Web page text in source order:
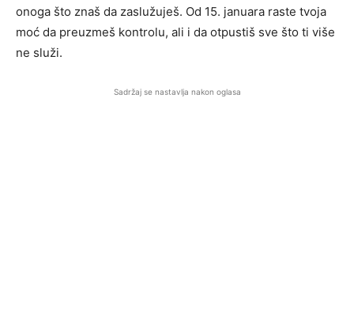
onoga što znaš da zaslužuješ. Od 15. januara raste tvoja
moć da preuzmeš kontrolu, ali i da otpustiš sve što ti više
ne služi.
Sadržaj se nastavlja nakon oglasa